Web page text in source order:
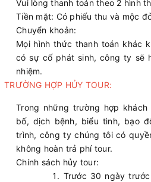
Vui lòng thanh toán theo 2 hình
Tiền mặt: Có phiếu thu và mộc
Chuyển khoản:
Mọi hình thức thanh toán khác
có sự cố phát sinh, công ty sẽ
nhiệm.
TRƯỜNG HỢP HỦY TOUR:
Trong những trường hợp
bố, dịch bệnh, biểu tình, bạo
trình, công ty chúng tôi có
không hoàn trả phí tour.
Chính sách hủy tour:
Trước 30 ngày